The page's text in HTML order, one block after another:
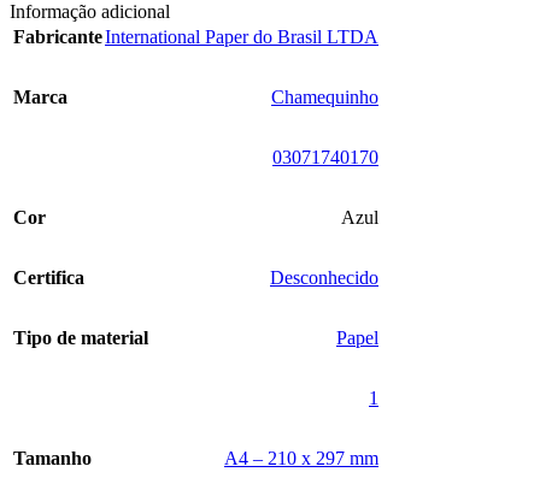
Informação adicional
Fabricante‎International Paper do Brasil LTDA
Marca ‎Chamequinho
‎03071740170
Cor ‎Azul
Certifica ‎Desconhecido
Tipo de material ‎Papel
‎1
Tamanho ‎A4 – 210 x 297 mm